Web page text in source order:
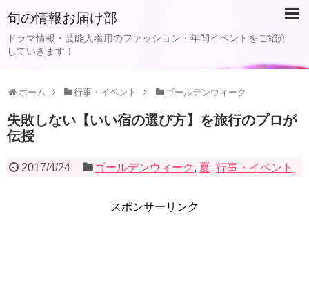
旬の情報お届け部
ドラマ情報・芸能人着用のファッション・年間イベントをご紹介
していきます！
ホーム 行事・イベント ゴールデンウィーク
失敗しない【いい宿の選び方】を旅行のプロが
伝授
2017/4/24 ゴールデンウィーク , 夏,行事・イベント
スポンサーリンク